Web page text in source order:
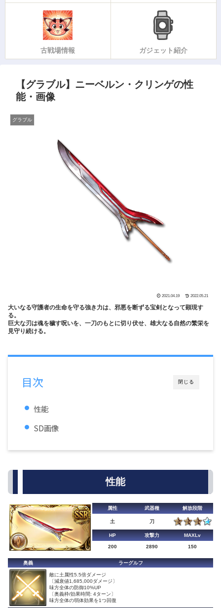
古戦場情報 ガジェット紹介
【グラブル】ニーベルン・クリンゲの性
能・画像
グラブル
2021.04.19 2022.05.21
大いなる守護者の生命を守る強き力は、邪悪を断ずる宝剣となって顕現す
る。
巨大な刃は魂を穢す呪いを、一刀のもとに切り伏せ、雄大なる自然の繁栄を
見守り続ける。
閉じる
目次
性能
SD画像
性能
属性 武器種 解放段階
土 刀
HP 攻撃力 MAXLv
200 2890 150
奥義 ラーグルフ
敵に土属性5.5倍ダメージ
〔減衰値1,685,000ダメージ〕
味方全体の防御10%UP
〔奥義枠/効果時間: 4ターン〕
味方全体の弱体効果を1つ回復